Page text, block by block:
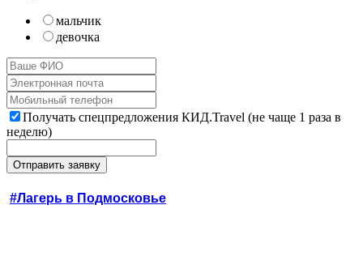
мальчик
девочка
Получать спецпредложения КИД.Travel (не чаще 1 раза в
неделю)
#Лагерь в Подмосковье